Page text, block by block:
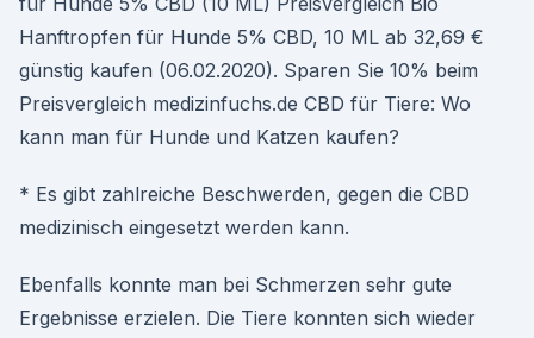
Hanftropfen für Hunde 5% CBD, 10 ML ab 32,69 €
günstig kaufen (06.02.2020). Sparen Sie 10% beim
Preisvergleich medizinfuchs.de CBD für Tiere: Wo
kann man für Hunde und Katzen kaufen?
* Es gibt zahlreiche Beschwerden, gegen die CBD
medizinisch eingesetzt werden kann.
Ebenfalls konnte man bei Schmerzen sehr gute
Ergebnisse erzielen. Die Tiere konnten sich wieder